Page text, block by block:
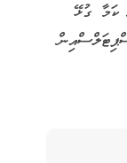
ކަމާ ގުޅޭ